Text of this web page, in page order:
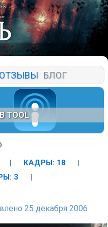
ОТЗЫВЫ БЛОГ
TOOL
| КАДРЫ: 18
|
3
|
25 декабря 2006